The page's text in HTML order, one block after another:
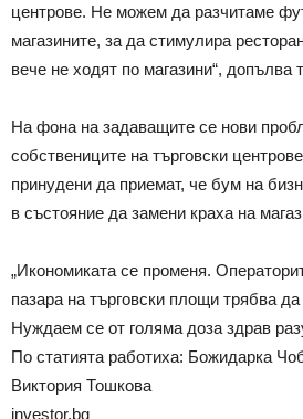
центрове. Не можем да разчитаме
магазините, за да стимулира
вече не ходят по магазини“, допълва
На фона на задаващите се нови
собствениците на търговски
принудени да приемат, че бум на
в състояние да замени краха на
„Икономиката се променя.
пазара на търговски площи трябва
Нуждаем се от голяма доза здрав
По статията работиха: Божидарка
Виктория Тошкова
investor.bg